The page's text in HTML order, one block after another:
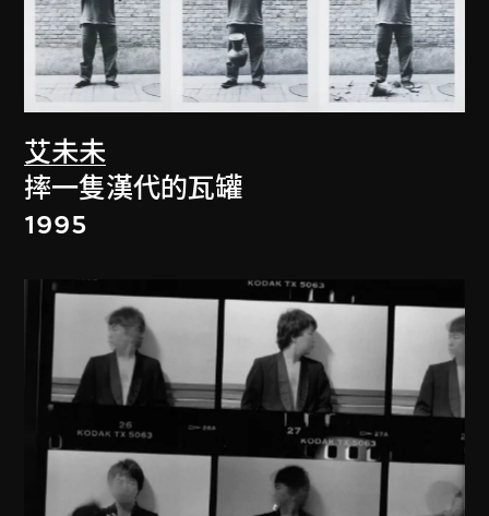
艾未未
摔一隻漢代的瓦罐
1995